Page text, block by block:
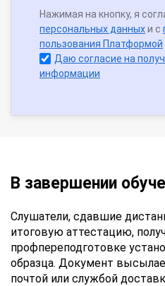
Нажимая на кнопку, я
персональных данныхи с
пользования Платформой
Даю согласие на
информации
В завершении
Слушатели, сдавшие
итоговую аттестацию,
профпереподготовке
образца. Документ
почтой или службой